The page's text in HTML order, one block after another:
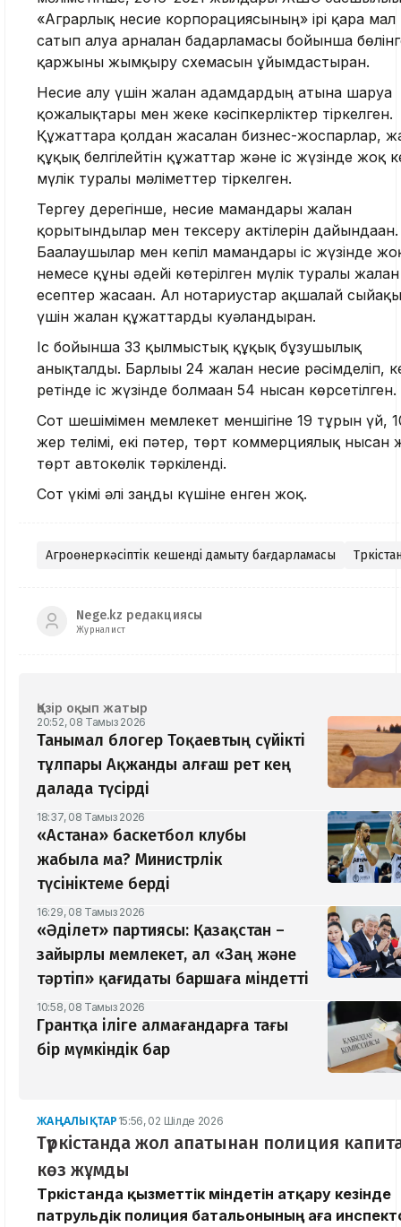
«Аграрлық несие корпорациясының» ірі қара мал
сатып алуға арналған бағдарламасы бойынша
қаржыны жымқыру схемасын ұйымдастырған.
Несие алу үшін жалған адамдардың атына шаруа
қожалықтары мен жеке кәсіпкерліктер тіркелген.
Құжаттарға қолдан жасалған бизнес-жоспарлар,
құқық белгілейтін құжаттар және іс жүзінде жоқ
мүлік туралы мәліметтер тіркелген.
Тергеу дерегінше, несие мамандары жалған
қорытындылар мен тексеру актілерін дайындаған.
Бағалаушылар мен кепіл мамандары іс жүзінде
немесе құны әдейі көтерілген мүлік туралы жалған
есептер жасаған. Ал нотариустар ақшалай сыйақы
үшін жалған құжаттарды куәландырған.
Іс бойынша 33 қылмыстық құқық бұзушылық
анықталды. Барлығы 24 жалған несие рәсімделіп,
ретінде іс жүзінде болмаған 54 нысан көрсетілген.
Сот шешімімен мемлекет меншігіне 19 тұрғын үй,
жер телімі, екі пәтер, төрт коммерциялық нысан
төрт автокөлік тәркіленді.
Сот үкімі әлі заңды күшіне енген жоқ.
Агроөнеркәсіптік кешенді дамыту бағдарламасы
Nege.kz редакциясы
Журналист
Қазір оқып жатыр
20:52, 08 Тамыз 2026
Танымал блогер Тоқаевтың сүйікті
тұлпары Ақжанды алғаш рет кең
далада түсірді
18:37, 08 Тамыз 2026
«Астана» баскетбол клубы
жабыла ма? Министрлік
түсініктеме берді
16:29, 08 Тамыз 2026
«Әділет» партиясы: Қазақстан –
зайырлы мемлекет, ал «Заң және
тәртіп» қағидаты баршаға міндетті
10:58, 08 Тамыз 2026
Грантқа іліге алмағандарға тағы
бір мүмкіндік бар
ЖАҢАЛЫҚТАР 15:56, 02 Шілде 2026
Түркістанда жол апатынан полиция
көз жұмды
Түркістанда қызметтік міндетін атқару кезінде
патрульдік полиция батальонының аға